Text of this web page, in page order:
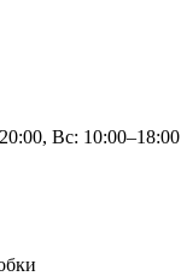
Вс: 10:00–18:00